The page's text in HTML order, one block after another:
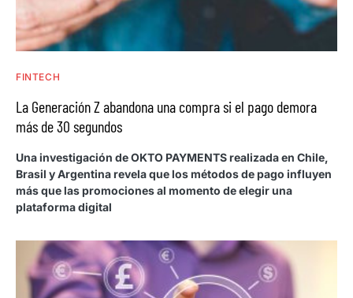
FINTECH
La Generación Z abandona una compra si el pago demora
más de 30 segundos
Una investigación de OKTO PAYMENTS realizada en Chile,
Brasil y Argentina revela que los métodos de pago influyen
más que las promociones al momento de elegir una
plataforma digital